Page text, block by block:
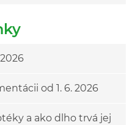
od 1. 6. 2026
a ako dlho trvá jej